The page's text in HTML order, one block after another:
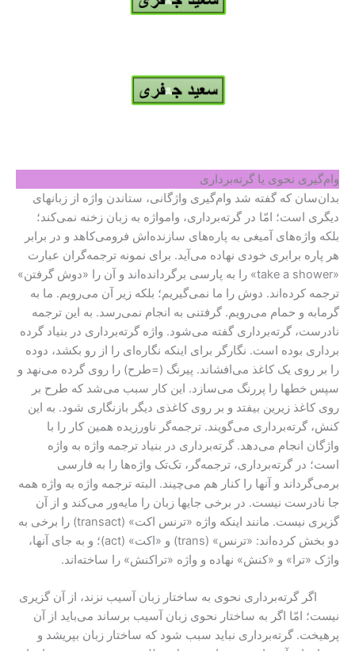
وام‌گیری نحوی یا گرته‌برداری
بدان‌سان که گفته شد وام‌گیری واژگانی، ستاندن واژه از زبانهای
دیگری است؛ امّا در گرته‌برداری، وامواژه به زبان زخنه نمی‌کند؛
بلکه واژه‌های آمیغی به پاره‌های سازنده‌اش فرومی‌کاهد و در برابر
هر پاره برابری خودی نهاده می‌آید. برای نمونه ترجمه‌گران عبارت
«take a shower» را به پارسی برگردانده‌اند و آن را «دوش گرفتن»
ترجمه کرده‌اند. دوش را ما نمی‌گیریم؛ بلکه زیر آن می‌رویم. ما به
گرمابه و حمام می‌رویم. گرفتنی به انجام نمی‌رسد. به این ترجمه
نادرست، گرته‌برداری گفته می‌شود. واژه گرته‌برداری در بنیاد گرده
برداری بوده است. نگارگر برای اینکه نگاره‌ای را از رو بکشد، دوده
را بر روی یک کاغذ می‌افشاند. پیرنگ (=طرح) را روی گرده می‌نهد و
سپس خطها را پررنگ می‌سازد. این کار سبب می‌شد که طرح بر
روی کاغذ زیرین بیفتد و بر روی کاغذی دیگر بازنگاری شود. به این
کنش، گرته‌برداری می‌گویند. ترجمه‌گر ناورزیده همین کار را با
واژگان انجام می‌دهد. گرته‌برداری در بنیاد ترجمه واژه به واژه
است؛ در گرته‌برداری، ترجمه‌گر، تک‌تک واژه‌ها را به فارسی
برمی‌گرداند و آنها را کنار هم می‌چیند. البته ترجمه واژه به واژه همه
جا نادرست نیست. در برخی جایها زبان را مایه‌ور می‌کند و از آن
گزیری نیست. مانند اینکه واژه «ترنس اکت» (transact) را برخی به
دو بخش کرده‌اند: «ترنس» (trans) و «اکت» (act)؛ و به جای آنها،
واژک «ترا» و «کنش» نهاده و واژه «تراکنش» را ساخته‌اند.
اگر گرته‌برداری نحوی به ساختار زبان آسیب نزند، از آن گزیری
نیست؛ امّا اگر به ساختار نحوی زبان آسیب برساند می‌باید از آن
پرهیخت. گرته‌برداری نباید سبب شود که ساختار زبان بپریشد و